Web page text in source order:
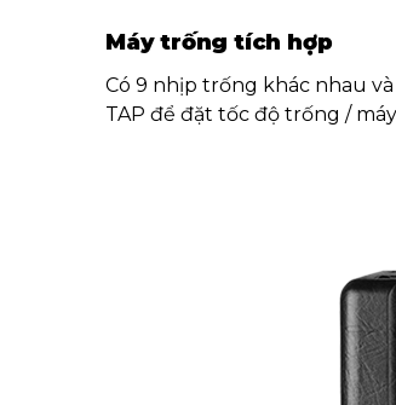
Máy trống tích hợp
Có 9 nhịp trống khác nhau
TAP để đặt tốc độ trống /